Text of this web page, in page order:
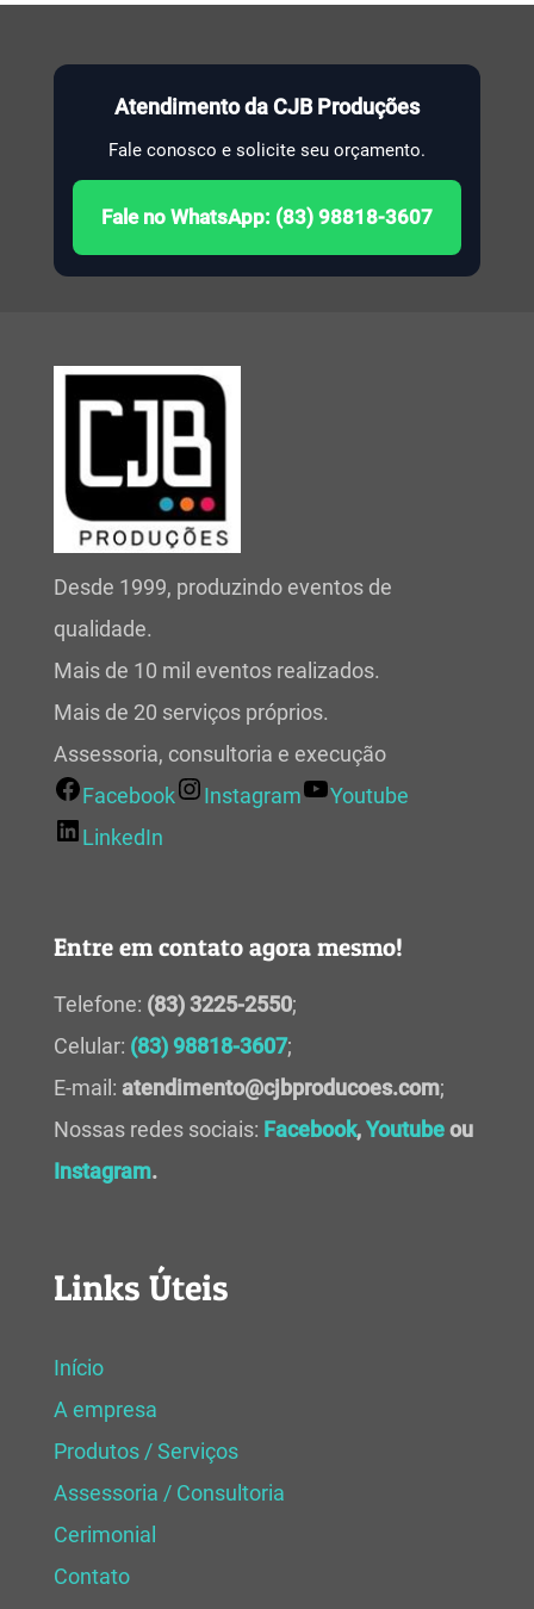
Atendimento da CJB Produções
Fale conosco e solicite seu orçamento.
Fale no WhatsApp: (83) 98818-3607
Desde 1999, produzindo eventos de
qualidade.
Mais de 10 mil eventos realizados.
Mais de 20 serviços próprios.
Assessoria, consultoria e execução
Facebook
Instagram
Youtube
LinkedIn
Entre em contato agora mesmo!
Telefone: (83) 3225-2550;
Celular: (83) 98818-3607;
E-mail: atendimento@cjbproducoes.com;
Nossas redes sociais: Facebook,Youtubeou
Instagram.
Links Úteis
Início
A empresa
Produtos / Serviços
Assessoria / Consultoria
Cerimonial
Contato